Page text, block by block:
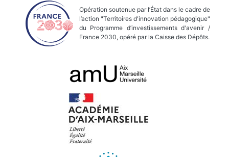
Opération soutenue par l’État dans le cadre de
l’action "Territoires d'innovation pédagogique"
du Programme d’investissements d'avenir /
France 2030, opéré par la Caisse des Dépôts.